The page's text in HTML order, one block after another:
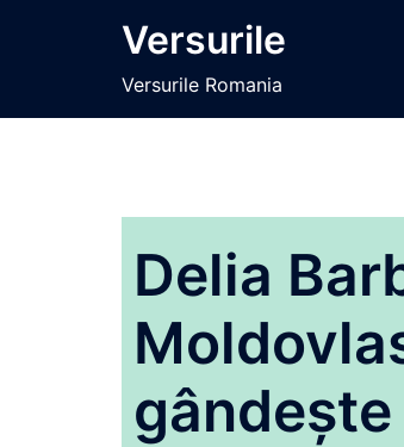
Versurile
Versurile Romania
Delia